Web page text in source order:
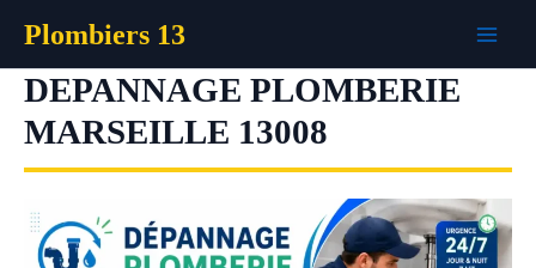
contenu
Plombiers 13
DEPANNAGE PLOMBERIE
MARSEILLE 13008